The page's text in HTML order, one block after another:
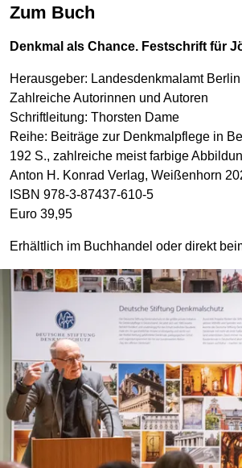
Zum Buch
Denkmal als Chance. Festschrift für
Herausgeber: Landesdenkmalamt Berlin
Zahlreiche Autorinnen und Autoren
Schriftleitung: Thorsten Dame
Reihe: Beiträge zur Denkmalpflege in
192 S., zahlreiche meist farbige
Anton H. Konrad Verlag, Weißenhorn
ISBN 978-3-87437-610-5
Euro 39,95
Erhältlich im Buchhandel oder direkt